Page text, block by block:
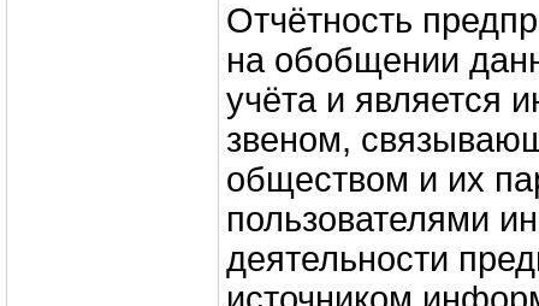
Отчётность
на обобщении
учёта и является
звеном,
обществом и их
пользователями
деятельности